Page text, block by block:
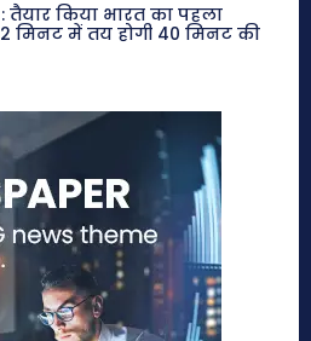
तैयार किया भारत का पहला
मिनट में तय होगी 40 मिनट की